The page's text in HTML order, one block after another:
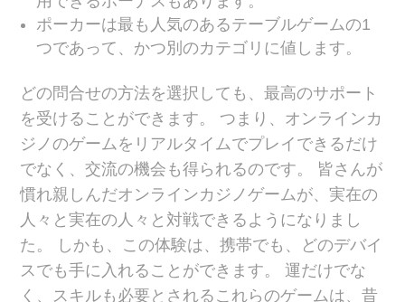
ポーカーは最も人気のあるテーブルゲームの1
つであって、かつ別のカテゴリに値します。
どの問合せの方法を選択しても、最高のサポート
を受けることができます。 つまり、オンラインカ
ジノのゲームをリアルタイムでプレイできるだけ
でなく、交流の機会も得られるのです。 皆さんが
慣れ親しんだオンラインカジノゲームが、実在の
人々と実在の人々と対戦できるようになりまし
た。 しかも、この体験は、携帯でも、どのデバイ
スでも手に入れることができます。 運だけでな
く、スキルも必要とされるこれらのゲームは、昔